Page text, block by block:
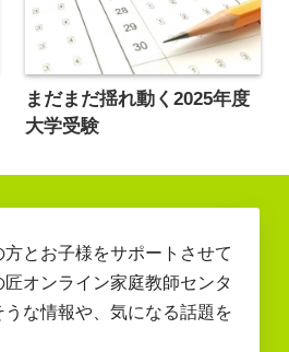
まだまだ揺れ動く2025年度
大学受験
とお子様をサポートさせて
オンライン家庭教師センタ
な情報や、気になる話題を